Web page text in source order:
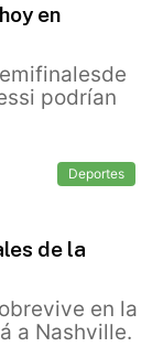
en
podrían
Deportes
de la
en la
a Nashville.